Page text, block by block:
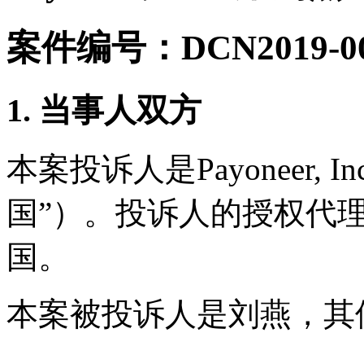
案件编号：DCN2019-
1. 当事人双方
本案投诉人是Payoneer,
国”）。投诉人的授权代
国。
本案被投诉人是刘燕，